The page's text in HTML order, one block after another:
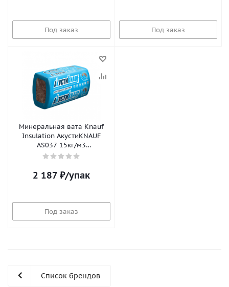
Под заказ Под заказ
Минеральная вата Knauf
Insulation АкустиKNAUF
АS037 15кг/м3
(1230x610x50, 16шт; 0,6м3/
2 187 ₽/упак
Под заказ
Список брендов